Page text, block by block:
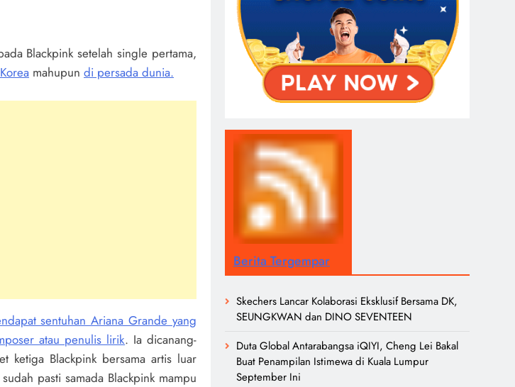
Blackpink setelah single pertama,
mahupun di persada dunia.
sentuhan Ariana Grande yang
atau penulis lirik. Ia dicanang-
ketiga Blackpink bersama artis luar
pasti samada Blackpink mampu
Berita Tergempar
Skechers Lancar Kolaborasi Eksklusif Bersama DK,
SEUNGKWAN dan DINO SEVENTEEN
Duta Global Antarabangsa iQIYI, Cheng Lei Bakal
Buat Penampilan Istimewa di Kuala Lumpur
September Ini